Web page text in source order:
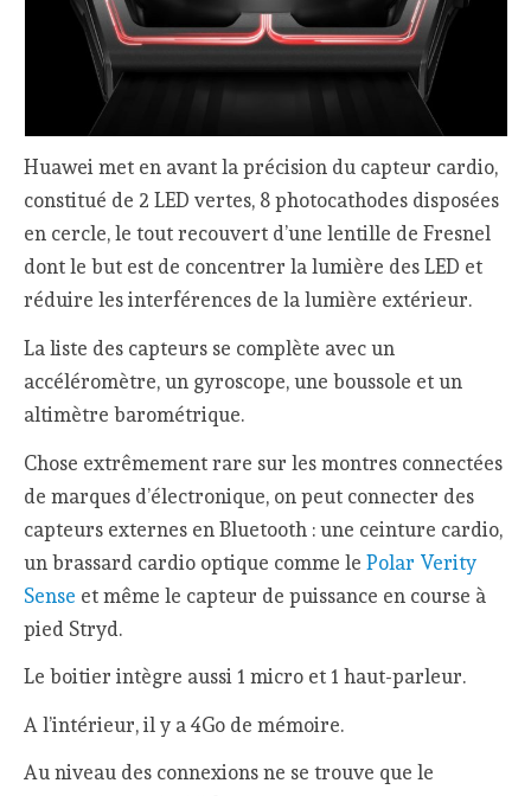
Huawei met en avant la précision du capteur cardio,
constitué de 2 LED vertes, 8 photocathodes disposées
en cercle, le tout recouvert d’une lentille de Fresnel
dont le but est de concentrer la lumière des LED et
réduire les interférences de la lumière extérieur.
La liste des capteurs se complète avec un
accéléromètre, un gyroscope, une boussole et un
altimètre barométrique.
Chose extrêmement rare sur les montres connectées
de marques d’électronique, on peut connecter des
capteurs externes en Bluetooth : une ceinture cardio,
un brassard cardio optique comme lePolar Verity
Sense et même le capteur de puissance en course à
pied Stryd.
Le boitier intègre aussi 1 micro et 1 haut-parleur.
A l’intérieur, il y a 4Go de mémoire.
Au niveau des connexions ne se trouve que le